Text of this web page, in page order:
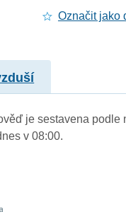
Označit jako
je sestavena podle
v 08:00.